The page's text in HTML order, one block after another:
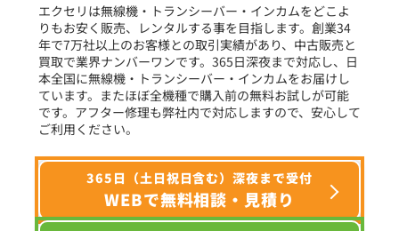
選択条件をリセット
エクセリは無線機・トランシーバー・インカムをどこよ
りもお安く販売、レンタルする事を目指します。創業34
年で7万社以上のお客様との取引実績があり、中古販売と
買取で業界ナンバーワンです。365日深夜まで対応し、日
本全国に無線機・トランシーバー・インカムをお届けし
ています。またほぼ全機種で購入前の無料お試しが可能
です。アフター修理も弊社内で対応しますので、安心して
ご利用ください。
365日（土日祝日含む）深夜まで受付
WEBで無料相談・見積り